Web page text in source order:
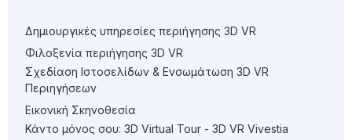
Δημιουργικές υπηρεσίες περιήγησης 3D VR
Φιλοξενία περιήγησης 3D VR
Σχεδίαση Ιστοσελίδων & Ενσωμάτωση 3D VR
Περιηγήσεων
Εικονική Σκηνοθεσία
Κάντο μόνος σου: 3D Virtual Tour - 3D VR Vivestia